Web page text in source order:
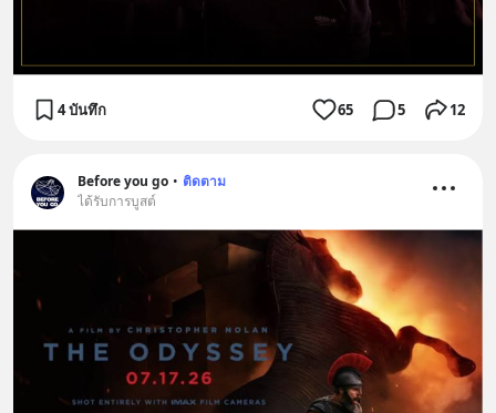
4 บันทึก 65 5 12
Before you go • ติดตาม
ได้รับการบูสต์